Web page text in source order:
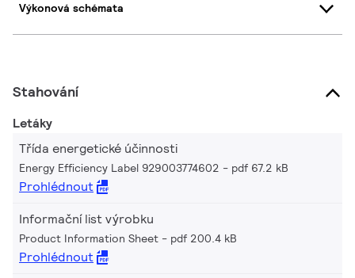
Výkonová schémata
Stahování
Letáky
Třída energetické účinnosti
Energy Efficiency Label 929003774602 pdf 67.2 kB
Prohlédnout
Informační list výrobku
Product Information Sheet pdf 200.4 kB
Prohlédnout